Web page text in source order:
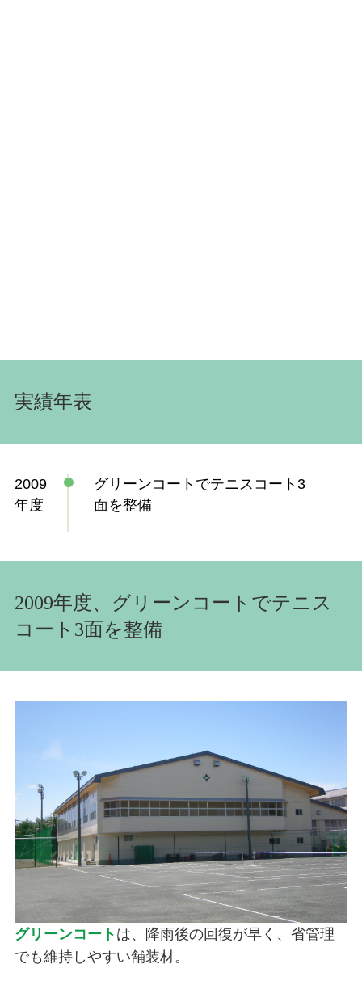
実績年表
2009
年度
グリーンコートでテニスコート3
面を整備
2009年度、グリーンコートでテニス
コート3面を整備
グリーンコート は、降雨後の回復が早く、省管理
でも維持しやすい舗装材。